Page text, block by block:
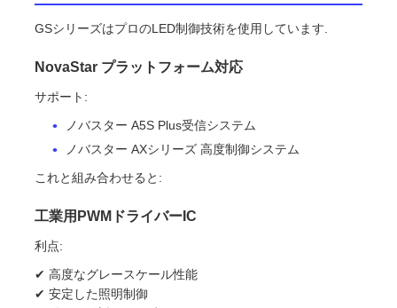
GSシリーズはプロのLED制御技術を使用しています.
NovaStar プラットフォーム対応
サポート:
ノバスター A5S Plus受信システム
ノバスター AXシリーズ 高度制御システム
これと組み合わせると:
工業用PWMドライバーIC
利点:
✔ 高度なグレースケール性能
✔ 安定した照明制御